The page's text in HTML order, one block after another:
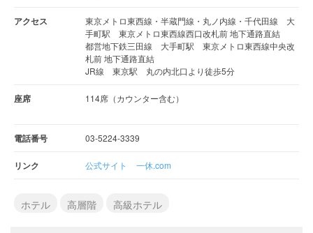
アクセス
東京メトロ東西線・半蔵門線・丸ノ内線・千代田線 大
手町駅 東京メトロ東西線西口改札前 地下通路直結
都営地下鉄三田線 大手町駅 東京メトロ東西線中央改
札前 地下通路直結
JR線 東京駅 丸の内北口より徒歩5分
座席 114席（カウンター含む）
電話番号 03-5224-3339
リンク 公式サイト 一休.com
ホテル 高層階 高級ホテル